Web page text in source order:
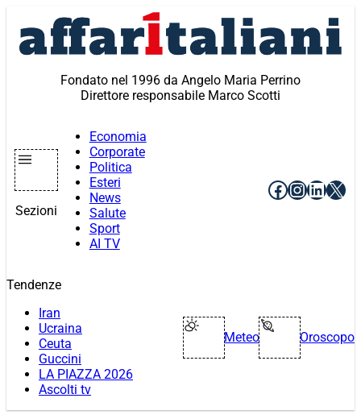
contenuto
Fondato nel 1996 da Angelo Maria Perrino
Direttore responsabile Marco Scotti
Sezioni
Economia
Corporate
Politica
Esteri
News
Salute
Sport
AI TV
Facebook
X
Tendenze
Iran
Ucraina
Ceuta
Guccini
LA PIAZZA 2026
Ascolti tv
Meteo Oroscopo